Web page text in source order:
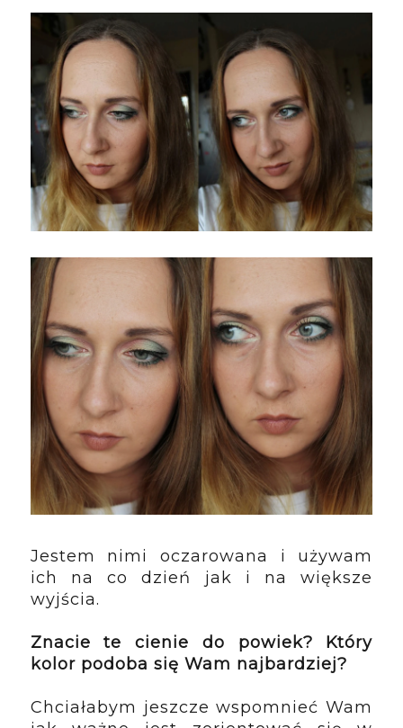
Jestem nimi oczarowana i używam
ich na co dzień jak i na większe
wyjścia.
Znacie te cienie do powiek? Który
kolor podoba się Wam najbardziej?
Chciałabym jeszcze wspomnieć Wam